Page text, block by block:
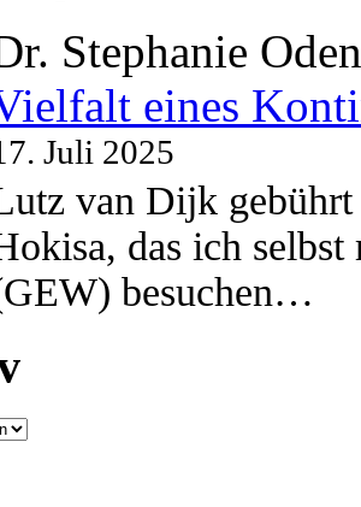
Stephanie
eines
Juli 2025
van Dijk
das ich
besuchen…